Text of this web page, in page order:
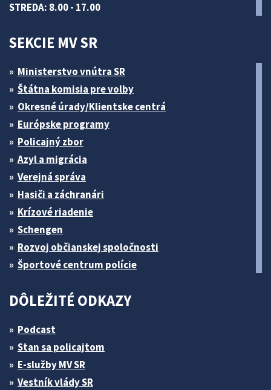
STREDA: 8.00 - 17.00
SEKCIE MV SR
Ministerstvo vnútra SR
Štátna komisia pre volby
Okresné úrady/Klientske centrá
Európske programy
Policajný zbor
Azyl a migrácia
Verejná správa
Hasiči a záchranári
Krízové riadenie
Schengen
Rozvoj občianskej spoločnosti
Športové centrum polície
DÔLEŽITÉ ODKAZY
Podcast
Stan sa policajtom
E-služby MV SR
Vestník vlády SR